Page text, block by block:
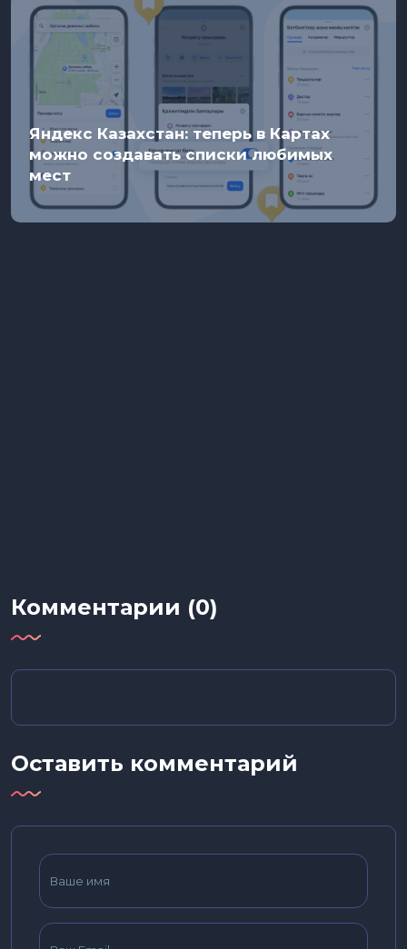
Яндекс Казахстан: теперь в Картах
можно создавать списки любимых
мест
Комментарии (0)
Оставить комментарий